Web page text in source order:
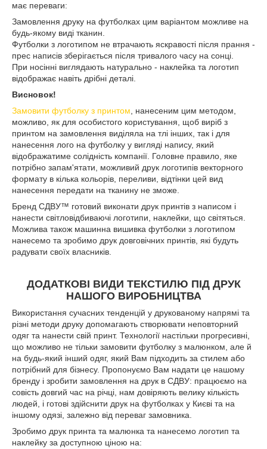
має переваги:
Замовлення друку на футболках цим варіантом можливе на
будь-якому виді тканин.
Футболки з логотипом не втрачають яскравості після прання -
прес написів зберігається після тривалого часу на сонці.
При носінні виглядають натурально - наклейка та логотип
відображає навіть дрібні деталі.
Висновок!
Замовити футболку з принтом, нанесеним цим методом,
можливо, як для особистого користування, щоб виріб з
принтом на замовлення виділяла на тлі інших, так і для
нанесення лого на футболку у вигляді напису, який
відображатиме солідність компанії. Головне правило, яке
потрібно запам'ятати, можливий друк логотипів векторного
формату в кілька кольорів, переливи, відтінки цей вид
нанесення передати на тканину не зможе.
Бренд СДВУ™ готовий виконати друк принтів з написом і
нанести світловідбиваючі логотипи, наклейки, що світяться.
Можлива також машинна вишивка футболки з логотипом
нанесемо та зробимо друк довговічних принтів, які будуть
радувати своїх власників.
ДОДАТКОВІ ВИДИ ТЕКСТИЛЮ ПІД ДРУК
НАШОГО ВИРОБНИЦТВА
Використання сучасних тенденцій у друкованому напрямі та
різні методи друку допомагають створювати неповторний
одяг та нанести свій принт. Технології настільки прогресивні,
що можливо не тільки замовити футболку з малюнком, але й
на будь-який інший одяг, який Вам підходить за стилем або
потрібний для бізнесу. Пропонуємо Вам надати це нашому
бренду і зробити замовлення на друк в СДВУ: працюємо на
совість довгий час на річці, нам довіряють велику кількість
людей, і готові здійснити друк на футболках у Києві та на
іншому одязі, залежно від переваг замовника.
Зробимо друк принта та малюнка та нанесемо логотип та
наклейку за доступною ціною на: